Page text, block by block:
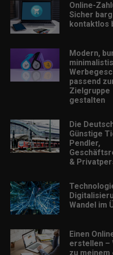
Online-
Sicher
kontaktlos
Modern,
passend
Zielgruppe
gestalten
Die
Günstige
Pendler,
&
Wandel im
Einen
erstellen –
zu meinem